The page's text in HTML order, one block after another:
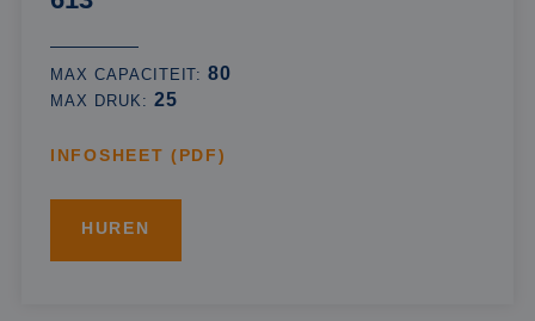
MAX CAPACITEIT:80
MAX DRUK: 25
INFOSHEET (PDF)
HUREN